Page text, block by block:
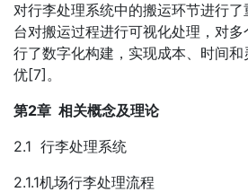
对行李处理系统中的搬运环节进行
台对搬运过程进行可视化处理，对
行了数字化构建，实现成本、时间
优[7]。
第2章 相关概念及理论
2.1 行李处理系统
2.1.1机场行李处理流程